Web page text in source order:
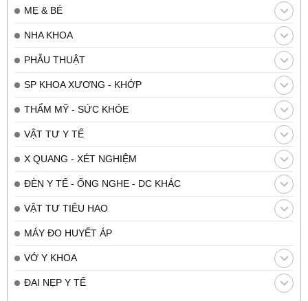
MẸ & BÉ
NHA KHOA
PHẪU THUẬT
SP KHOA XƯƠNG - KHỚP
THẨM MỸ - SỨC KHỎE
VẬT TƯ Y TẾ
X QUANG - XÉT NGHIỆM
ĐÈN Y TẾ - ỐNG NGHE - DC KHÁC
VẬT TƯ TIÊU HAO
MÁY ĐO HUYẾT ÁP
VỚ Y KHOA
ĐAI NẸP Y TẾ